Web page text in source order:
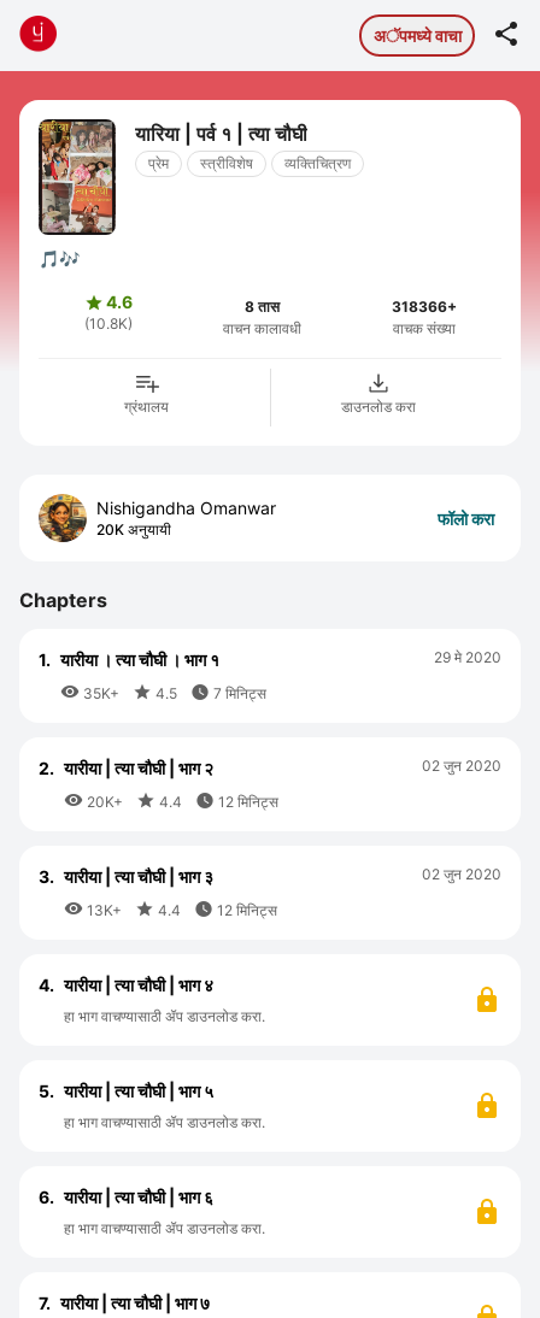
अॅपमध्ये वाचा 
यारिया | पर्व १ | त्या चौघी
प्रेम स्त्रीविशेष व्यक्तिचित्रण
🎵🎶
4.6
(10.8K)
8 तास
वाचन कालावधी
318366+
वाचक संख्या
ग्रंथालय डाउनलोड करा
Nishigandha Omanwar
20K अनुयायी
फॉलो करा
Chapters
1. यारीया । त्या चौघी । भाग १
 35K+  4.5  7 मिनिट्स
29 मे 2020
2. यारीया | त्या चौघी | भाग २
 20K+  4.4  12 मिनिट्स
02 जुन 2020
3. यारीया | त्या चौघी | भाग ३
 13K+  4.4  12 मिनिट्स
02 जुन 2020
4. यारीया | त्या चौघी | भाग ४
हा भाग वाचण्यासाठी ॲप डाउनलोड करा.
5. यारीया | त्या चौघी | भाग ५
हा भाग वाचण्यासाठी ॲप डाउनलोड करा.
6. यारीया | त्या चौघी | भाग ६
हा भाग वाचण्यासाठी ॲप डाउनलोड करा.
7. यारीया | त्या चौघी | भाग ७